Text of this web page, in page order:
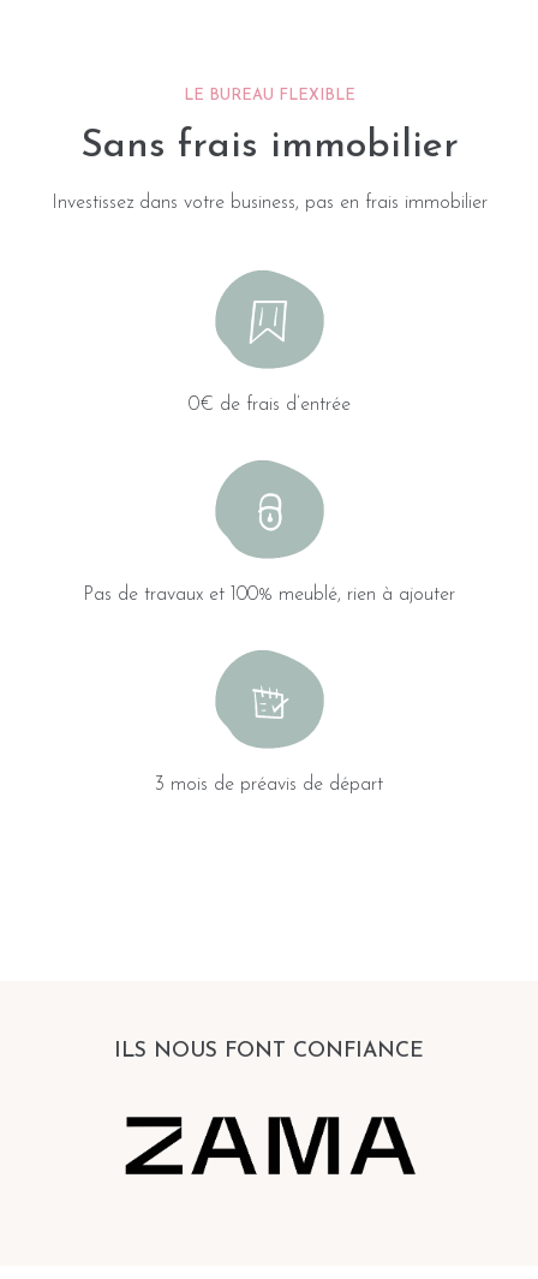
LE BUREAU FLEXIBLE
Sans frais immobilier
Investissez dans votre business, pas en frais immobilier
0€ de frais d’entrée
Pas de travaux et 100% meublé, rien à ajouter
3 mois de préavis de départ
ILS NOUS FONT CONFIANCE